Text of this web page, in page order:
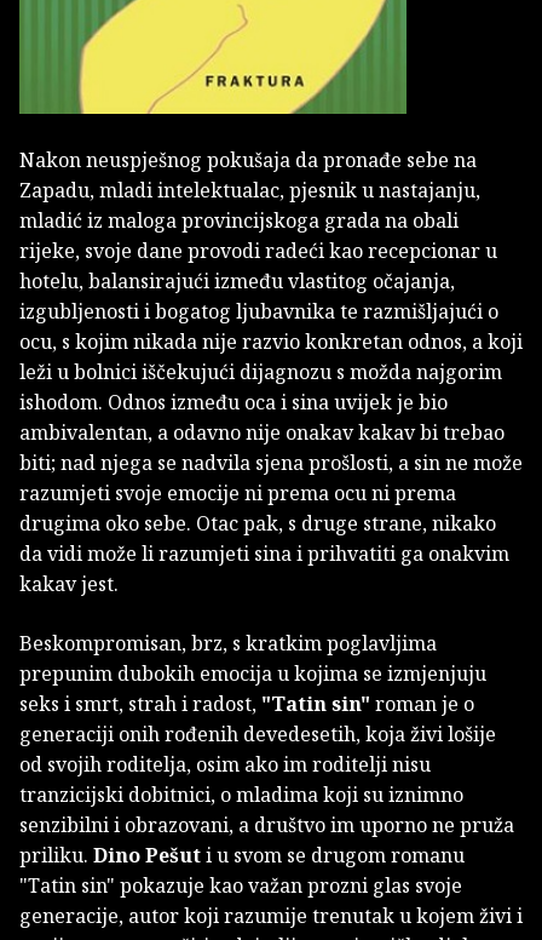
Nakon neuspješnog pokušaja da pronađe sebe na
Zapadu, mladi intelektualac, pjesnik u nastajanju,
mladić iz maloga provincijskoga grada na obali
rijeke, svoje dane provodi radeći kao recepcionar u
hotelu, balansirajući između vlastitog očajanja,
izgubljenosti i bogatog ljubavnika te razmišljajući o
ocu, s kojim nikada nije razvio konkretan odnos, a koji
leži u bolnici iščekujući dijagnozu s možda najgorim
ishodom. Odnos između oca i sina uvijek je bio
ambivalentan, a odavno nije onakav kakav bi trebao
biti; nad njega se nadvila sjena prošlosti, a sin ne može
razumjeti svoje emocije ni prema ocu ni prema
drugima oko sebe. Otac pak, s druge strane, nikako
da vidi može li razumjeti sina i prihvatiti ga onakvim
kakav jest.
Beskompromisan, brz, s kratkim poglavljima
prepunim dubokih emocija u kojima se izmjenjuju
seks i smrt, strah i radost, "Tatin sin" roman je o
generaciji onih rođenih devedesetih, koja živi lošije
od svojih roditelja, osim ako im roditelji nisu
tranzicijski dobitnici, o mladima koji su iznimno
senzibilni i obrazovani, a društvo im uporno ne pruža
priliku. Dino Pešuti u svom se drugom romanu
"Tatin sin" pokazuje kao važan prozni glas svoje
generacije, autor koji razumije trenutak u kojem živi i